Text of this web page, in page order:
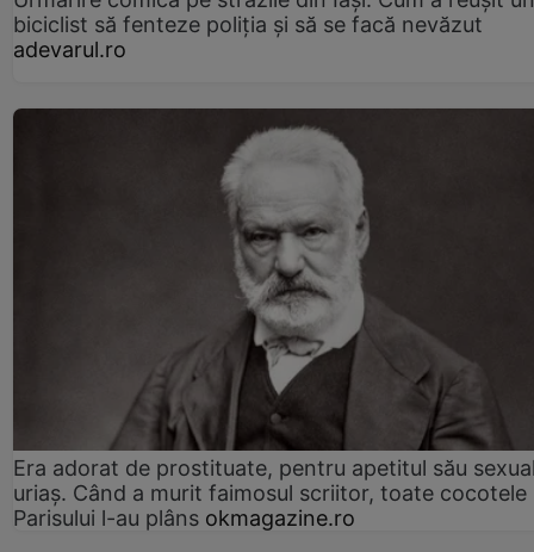
biciclist să fenteze poliția și să se facă nevăzut
adevarul.ro
Era adorat de prostituate, pentru apetitul său
uriaș. Când a murit faimosul scriitor, toate cocotele
Parisului l-au plâns okmagazine.ro